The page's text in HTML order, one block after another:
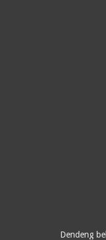
Dendeng